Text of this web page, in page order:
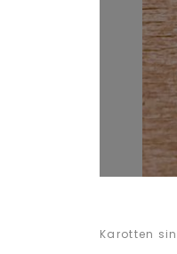
Karotten